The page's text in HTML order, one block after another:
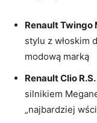
Renault‍ Twingo
stylu z ‍włoskim
modową marką
Renault Clio ⁤R.S.
silnikiem
„najbardziej